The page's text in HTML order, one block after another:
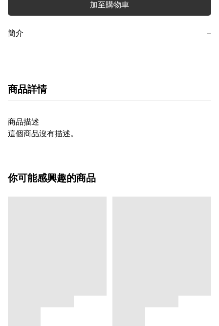
加至購物車
簡介 −
商品詳情
商品描述
這個商品沒有描述。
你可能感興趣的商品